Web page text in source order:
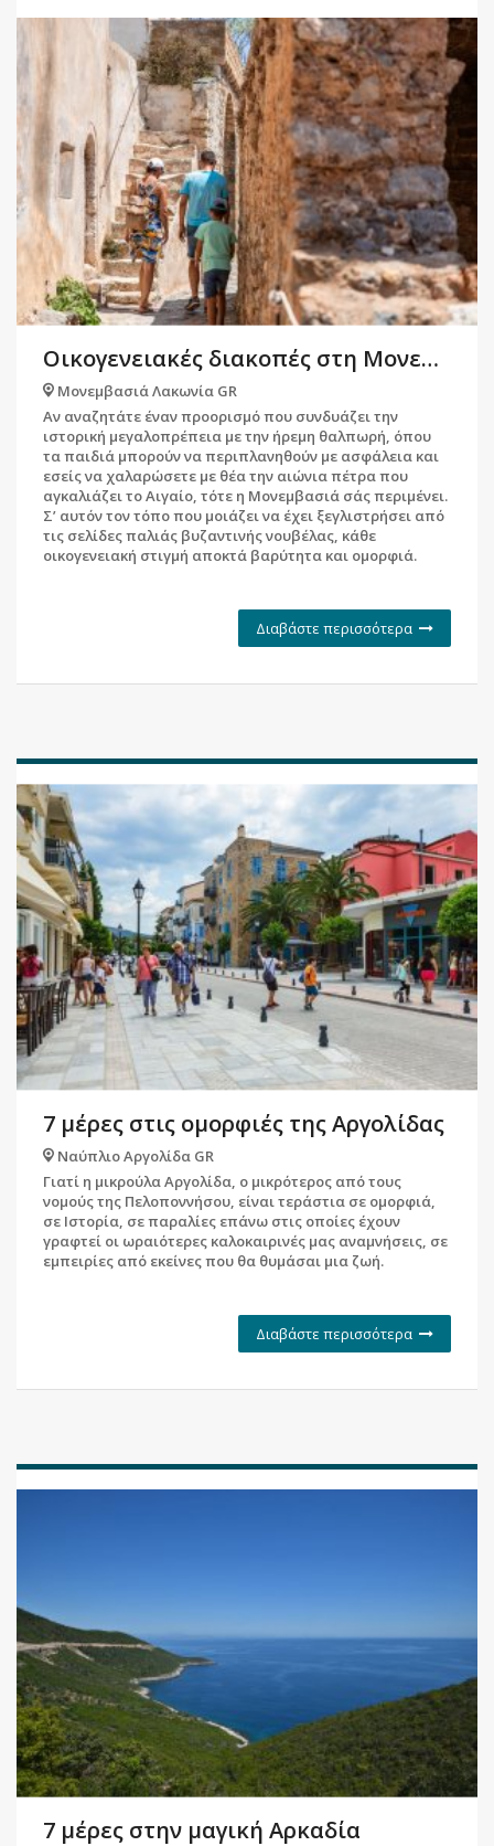
Οικογενειακές διακοπές στη Μονεμβασιά
Μονεμβασιά Λακωνία GR
Αν αναζητάτε έναν προορισμό που συνδυάζει την
ιστορική μεγαλοπρέπεια με την ήρεμη θαλπωρή, όπου
τα παιδιά μπορούν να περιπλανηθούν με ασφάλεια και
εσείς να χαλαρώσετε με θέα την αιώνια πέτρα που
αγκαλιάζει το Αιγαίο, τότε η Μονεμβασιά σάς περιμένει.
Σ’ αυτόν τον τόπο που μοιάζει να έχει ξεγλιστρήσει από
τις σελίδες παλιάς βυζαντινής νουβέλας, κάθε
οικογενειακή στιγμή αποκτά βαρύτητα και ομορφιά.
Διαβάστε περισσότερα
7 μέρες στις ομορφιές της Αργολίδας
Ναύπλιο Αργολίδα GR
Γιατί η μικρούλα Αργολίδα, ο μικρότερος από τους
νομούς της Πελοποννήσου, είναι τεράστια σε ομορφιά,
σε Ιστορία, σε παραλίες επάνω στις οποίες έχουν
γραφτεί οι ωραιότερες καλοκαιρινές μας αναμνήσεις, σε
εμπειρίες από εκείνες που θα θυμάσαι μια ζωή.
Διαβάστε περισσότερα
7 μέρες στην μαγική Αρκαδία